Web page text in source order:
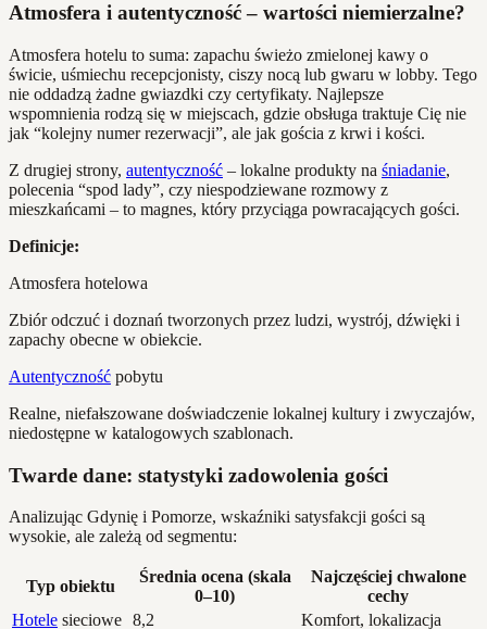
Atmosfera i autentyczność – wartości niemierzalne?
Atmosfera hotelu to suma: zapachu świeżo zmielonej kawy o
świcie, uśmiechu recepcjonisty, ciszy nocą lub gwaru w lobby. Tego
nie oddadzą żadne gwiazdki czy certyfikaty. Najlepsze
wspomnienia rodzą się w miejscach, gdzie obsługa traktuje Cię nie
jak “kolejny numer rezerwacji”, ale jak gościa z krwi i kości.
Z drugiej strony, autentyczność – lokalne produkty na śniadanie,
polecenia “spod lady”, czy niespodziewane rozmowy z
mieszkańcami – to magnes, który przyciąga powracających gości.
Definicje:
Atmosfera hotelowa
Zbiór odczuć i doznań tworzonych przez ludzi, wystrój, dźwięki i
zapachy obecne w obiekcie.
Autentyczność pobytu
Realne, niefałszowane doświadczenie lokalnej kultury i zwyczajów,
niedostępne w katalogowych szablonach.
Twarde dane: statystyki zadowolenia gości
Analizując Gdynię i Pomorze, wskaźniki satysfakcji gości są
wysokie, ale zależą od segmentu:
Typ obiektu
Średnia ocena (skala
0–10)
Najczęściej chwalone
cechy
Hotele sieciowe 8,2 Komfort, lokalizacja